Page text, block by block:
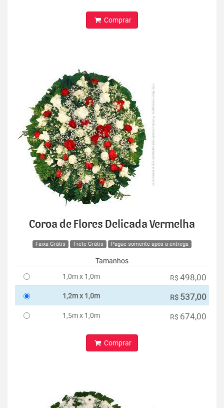
Comprar
Coroa de Flores Delicada Vermelha
Faixa Grátis Frete Grátis Pague somente após a entrega
Tamanhos
1,0m x 1,0m
R$ 498,00
1,2m x 1,0m R$ 537,00
1,5m x 1,0m R$ 674,00
Comprar